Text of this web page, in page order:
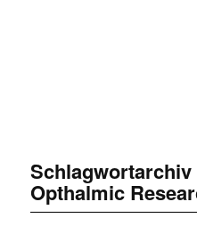
Schlagwortarchiv
Opthalmic